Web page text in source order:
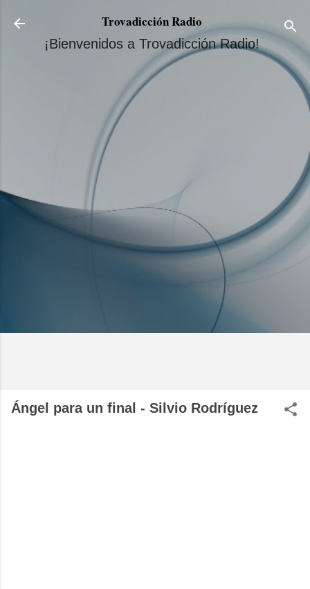
Ir al contenido principal
Trovadicción Radio
¡Bienvenidos a Trovadicción Radio!
Ángel para un final - Silvio Rodríguez